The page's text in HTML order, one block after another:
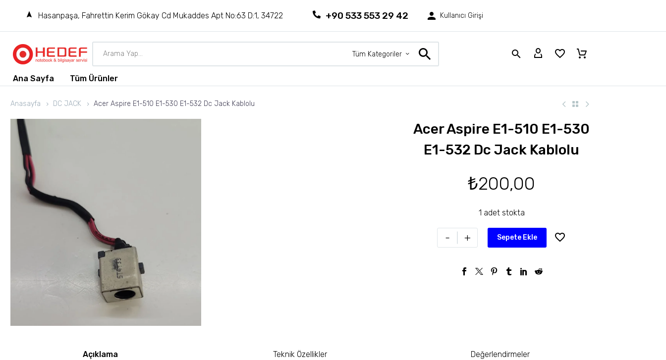
Hasanpaşa, Fahrettin Kerim Gökay Cd Mukaddes Apt No:63 D:1, 34722 +90 533 553 29 42 Kullanıcı Girişi
Tüm Kategoriler
Ana Sayfa Tüm Ürünler
Anasayfa DC JACK Acer Aspire E1-510 E1-530 E1-532 Dc Jack Kablolu
Acer Aspire E1-510 E1-530
E1-532 Dc Jack Kablolu
₺200,00
1 adet stokta
- + Sepete Ekle
Açıklama Teknik Özellikler Değerlendirmeler